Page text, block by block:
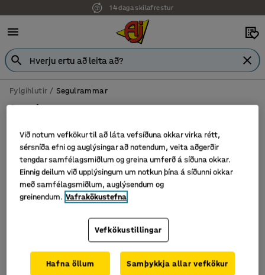
14 daga skilafrestur
Fylgihlutir Segulrammar
Segulrammar
Sía Flokka
1 vörur
Við notum vefkökur til að láta vefsíðuna okkar virka rétt,
sérsníða efni og auglýsingar að notendum, veita aðgerðir
tengdar samfélagsmiðlum og greina umferð á síðuna okkar.
Einnig deilum við upplýsingum um notkun þína á síðunni okkar
með samfélagsmiðlum, auglýsendum og
greinendum. Vafrakökustefna
Vefkökustillingar
Hafna öllum Samþykkja allar vefkökur